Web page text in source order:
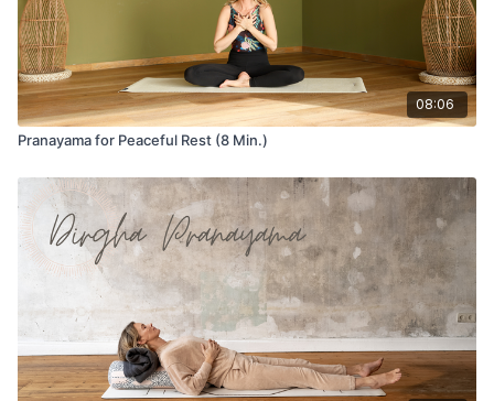
08:06
Pranayama for Peaceful Rest (8 Min.)